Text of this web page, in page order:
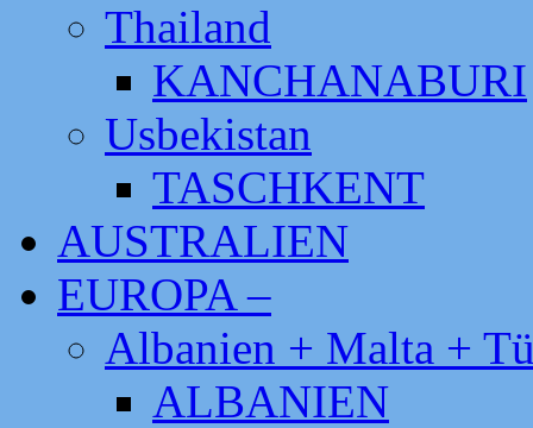
Thailand
KANCHANABURI
Usbekistan
TASCHKENT
AUSTRALIEN
EUROPA –
Albanien + Malta +
ALBANIEN